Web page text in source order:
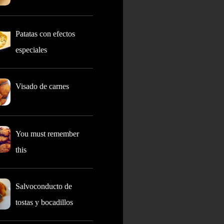
Patatas con efectos
especiales
Visado de carnes
You must remember
this
Salvoconducto de
tostas y bocadillos